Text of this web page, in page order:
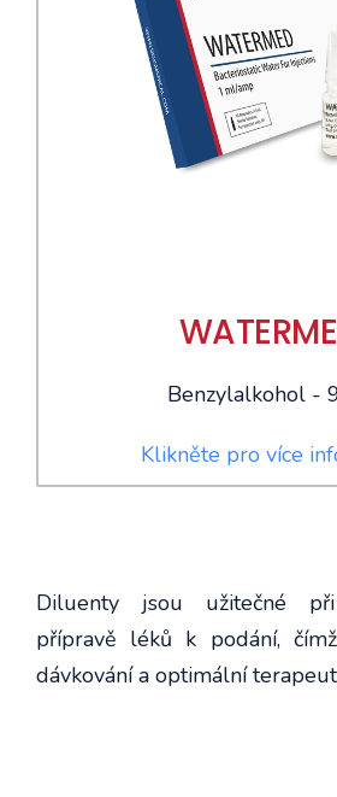
Benzylalkohol -
Klikněte pro více
Diluenty jsou užitečné
přípravě léků k podání,
dávkování a optimální